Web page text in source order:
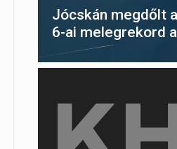
Jócskán megdőlt
6-ai melegrekord